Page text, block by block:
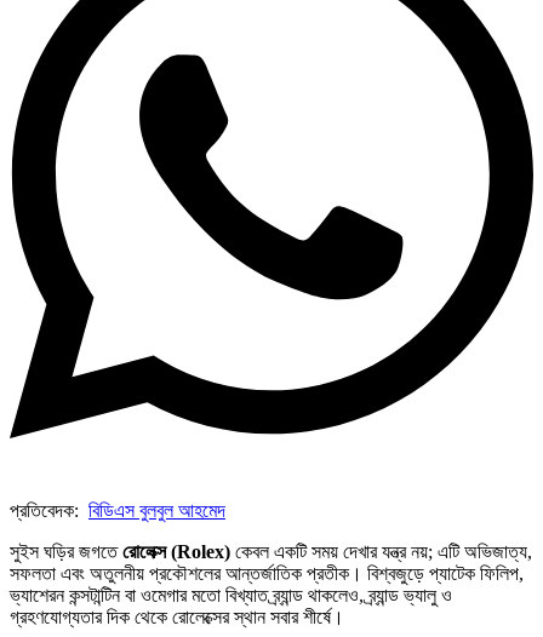
প্রতিবেদক: বিডিএস বুলবুল আহমেদ
সুইস ঘড়ির জগতেরোলেক্স (Rolex) কেবল একটি সময় দেখার যন্ত্র নয়; এটি অভিজাত্য,
সফলতা এবং অতুলনীয় প্রকৌশলের আন্তর্জাতিক প্রতীক। বিশ্বজুড়ে প্যাটেক ফিলিপ,
ভ্যাশেরন কন্সটান্টিন বা ওমেগার মতো বিখ্যাত ব্র্যান্ড থাকলেও, ব্র্যান্ড ভ্যালু ও
গ্রহণযোগ্যতার দিক থেকে রোলেক্সের স্থান সবার শীর্ষে।